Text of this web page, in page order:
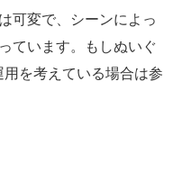
可変で、シーンによっ
ています。もしぬいぐ
を考えている場合は参